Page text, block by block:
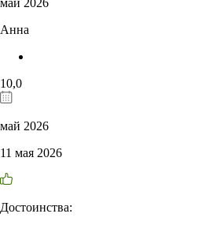
Анна
10,0
май 2026
11 мая 2026
Достоинства: